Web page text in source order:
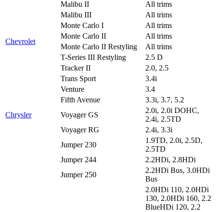
Chevrolet
Malibu II
All trims
Malibu III
All trims
Monte Carlo I
All trims
Monte Carlo II
All trims
Monte Carlo II Restyling
All trims
T-Series III Restyling
2.5 D
Tracker II
2.0, 2.5
Trans Sport
3.4i
Venture
3.4
Chrysler
Fifth Avenue
3.3i, 3.7, 5.2
Voyager GS
2.0i, 2.0i DOHC,
2.4i, 2.5TD
Voyager RG
2.4i, 3.3i
Jumper 230
1.9TD, 2.0i, 2.5D,
2.5TD
Jumper 244
2.2HDi, 2.8HDi
Jumper 250
2.2HDi Bus, 3.0HDi
Bus
2.0HDi 110, 2.0HDi
130, 2.0HDi 160, 2.2
BlueHDi 120, 2.2